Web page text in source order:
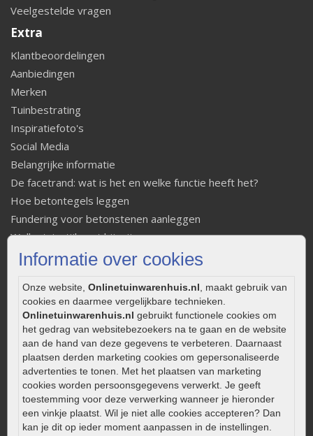
Informatie over cookies
Onze website, Onlinetuinwarenhuis.nl , maakt gebruik van
cookies en daarmee vergelijkbare technieken.
Onlinetuinwarenhuis.nl gebruikt functionele cookies om
het gedrag van websitebezoekers na te gaan en de website
aan de hand van deze gegevens te verbeteren. Daarnaast
plaatsen derden marketing cookies om gepersonaliseerde
advertenties te tonen. Met het plaatsen van marketing
cookies worden persoonsgegevens verwerkt. Je geeft
toestemming voor deze verwerking wanneer je hieronder
een vinkje plaatst. Wil je niet alle cookies accepteren? Dan
kan je dit op ieder moment aanpassen in de instellingen.
Veelgestelde vragen
Extra
Klantbeoordelingen
Aanbiedingen
Merken
Tuinbestrating
Inspiratiefoto's
Social Media
Belangrijke informatie
De facetrand: wat is het en welke functie heeft het?
Hoe betontegels leggen
Fundering voor betonstenen aanleggen
Welke tuinstijl past bij mij
Strakke tuin inrichten
Onderhoud van gebakken bestrating
Aanlegtips voor gebakken bestrating
Zelf een terras aanleggen
Kleine stadstuin inrichten
0320 – 219170
Kaapstanderweg 41
8243 RB Lelystad
info@onlinetuinwarenhuis.nl